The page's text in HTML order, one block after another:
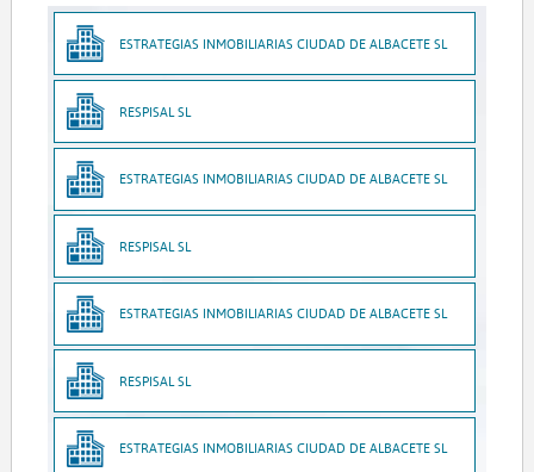
ESTRATEGIAS INMOBILIARIAS CIUDAD DE ALBACETE SL
RESPISAL SL
ESTRATEGIAS INMOBILIARIAS CIUDAD DE ALBACETE SL
RESPISAL SL
ESTRATEGIAS INMOBILIARIAS CIUDAD DE ALBACETE SL
RESPISAL SL
ESTRATEGIAS INMOBILIARIAS CIUDAD DE ALBACETE SL